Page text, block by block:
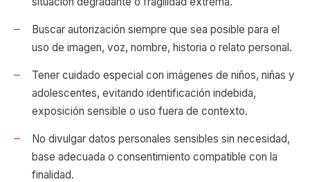
Buscar autorización siempre que sea posible para el
uso de imagen, voz, nombre, historia o relato personal.
Tener cuidado especial con imágenes de niños, niñas y
adolescentes, evitando identificación indebida,
exposición sensible o uso fuera de contexto.
No divulgar datos personales sensibles sin necesidad,
base adecuada o consentimiento compatible con la
finalidad.